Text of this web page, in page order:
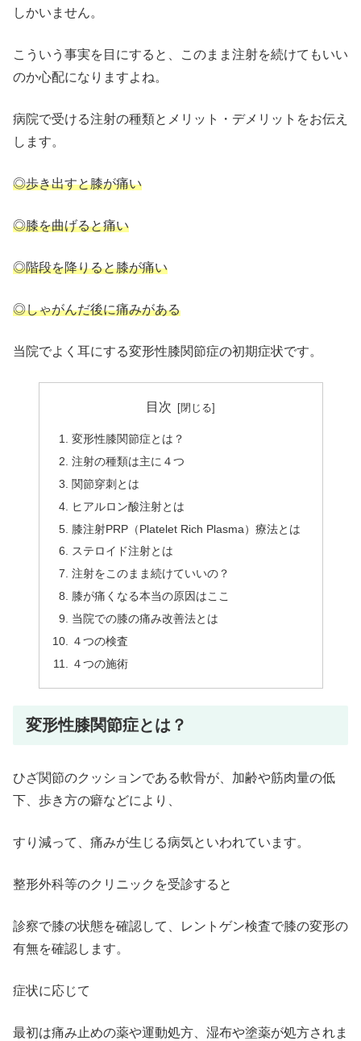
しかいません。
こういう事実を目にすると、このまま注射を続けてもいい
のか心配になりますよね。
病院で受ける注射の種類とメリット・デメリットをお伝え
します。
◎歩き出すと膝が痛い
◎膝を曲げると痛い
◎階段を降りると膝が痛い
◎しゃがんだ後に痛みがある
当院でよく耳にする変形性膝関節症の初期症状です。
目次
変形性膝関節症とは？
注射の種類は主に４つ
関節穿刺とは
ヒアルロン酸注射とは
膝注射PRP（Platelet Rich Plasma）療法とは
ステロイド注射とは
注射をこのまま続けていいの？
膝が痛くなる本当の原因はここ
当院での膝の痛み改善法とは
４つの検査
４つの施術
変形性膝関節症とは？
ひざ関節のクッションである軟骨が、加齢や筋肉量の低
下、歩き方の癖などにより、
すり減って、痛みが生じる病気といわれています。
整形外科等のクリニックを受診すると
診察で膝の状態を確認して、レントゲン検査で膝の変形の
有無を確認します。
症状に応じて
最初は痛み止めの薬や運動処方、湿布や塗薬が処方されま